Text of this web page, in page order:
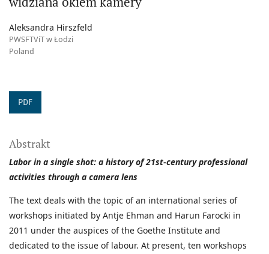
Aleksandra Hirszfeld
PWSFTViT w Łodzi
Poland
PDF
Abstrakt
Labor in a single shot: a history of 21st-century professional
activities through a camera lens
The text deals with the topic of an international series of
workshops initiated by Antje Ehman and Harun Farocki in
2011 under the auspices of the Goethe Institute and
dedicated to the issue of labour. At present, ten workshops